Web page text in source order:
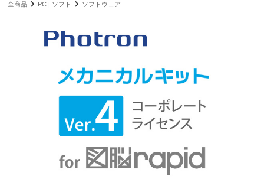
全商品 PC | ソフト ソフトウェア